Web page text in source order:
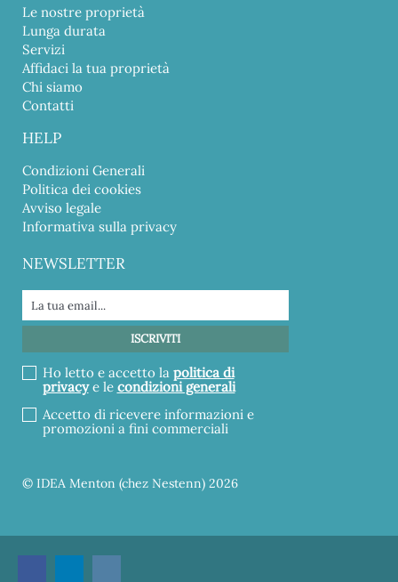
Le nostre proprietà
Lunga durata
Servizi
Affidaci la tua proprietà
Chi siamo
Contatti
HELP
Condizioni Generali
Politica dei cookies
Avviso legale
Informativa sulla privacy
NEWSLETTER
Ho letto e accetto la politica di
privacye le condizioni generali
Accetto di ricevere informazioni e
promozioni a fini commerciali
© IDEA Menton (chez Nestenn) 2026